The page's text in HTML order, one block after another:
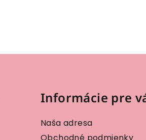
Informácie pre
Naša adresa